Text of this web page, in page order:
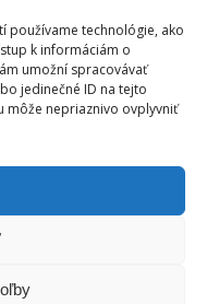
používame technológie, ako
k informáciám o
umožní spracovávať
jedinečné ID na tejto
môže nepriaznivo ovplyvniť